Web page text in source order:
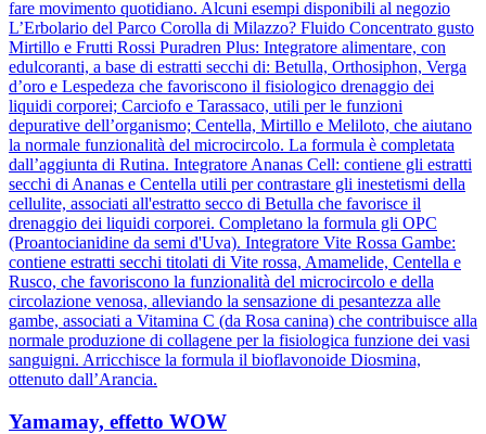
fare movimento quotidiano. Alcuni esempi disponibili al negozio
L’Erbolario del Parco Corolla di Milazzo? Fluido Concentrato gusto
Mirtillo e Frutti Rossi Puradren Plus: Integratore alimentare, con
edulcoranti, a base di estratti secchi di: Betulla, Orthosiphon, Verga
d’oro e Lespedeza che favoriscono il fisiologico drenaggio dei
liquidi corporei; Carciofo e Tarassaco, utili per le funzioni
depurative dell’organismo; Centella, Mirtillo e Meliloto, che aiutano
la normale funzionalità del microcircolo. La formula è completata
dall’aggiunta di Rutina. Integratore Ananas Cell: contiene gli estratti
secchi di Ananas e Centella utili per contrastare gli inestetismi della
cellulite, associati all'estratto secco di Betulla che favorisce il
drenaggio dei liquidi corporei. Completano la formula gli OPC
(Proantocianidine da semi d'Uva). Integratore Vite Rossa Gambe:
contiene estratti secchi titolati di Vite rossa, Amamelide, Centella e
Rusco, che favoriscono la funzionalità del microcircolo e della
circolazione venosa, alleviando la sensazione di pesantezza alle
gambe, associati a Vitamina C (da Rosa canina) che contribuisce alla
normale produzione di collagene per la fisiologica funzione dei vasi
sanguigni. Arricchisce la formula il bioflavonoide Diosmina,
ottenuto dall’Arancia.
Yamamay, effetto WOW